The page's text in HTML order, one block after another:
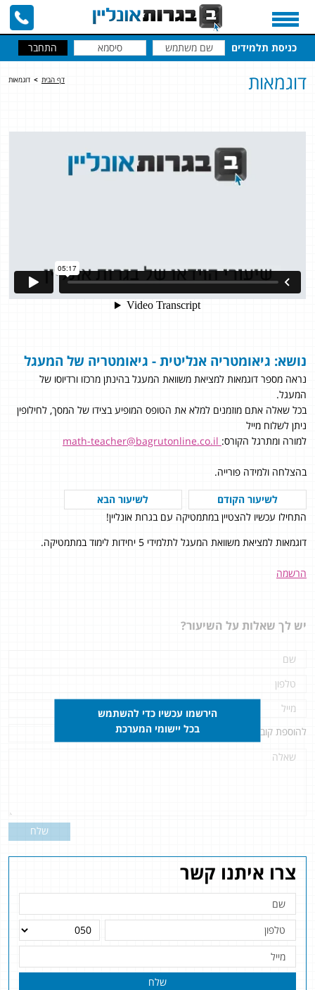
כניסת תלמידים
צרו איתנו קשר
שלח
דף הבית > דוגמאות דוגמאות
נושא: גיאומטריה אנליטית- גיאומטריה של המעגל
נראה מספר דוגמאות למציאת משוואת המעגל בהינתן מרכזו ורדיוסו של
המעגל.
בכל שאלה אתם מוזמנים למלא את הטופס המופיע בצידו של המסך, לחילופין
ניתן לשלוח מייל
למורה ומתרגל הקורס:
בהצלחה ולמידה פורייה.
לשיעור הקודם
לשיעור הבא
התחילו עכשיו להצטיין במתמטיקה עם בגרות אונליין!
דוגמאות למציאת משוואת המעגל לתלמידי 5 יחידות לימוד במתמטיקה.
הרשמה
יש לך שאלות על השיעור?
להוספת קובץ
שלח
הירשמו עכשיו כדי להשתמש
בכל יישומי המערכת